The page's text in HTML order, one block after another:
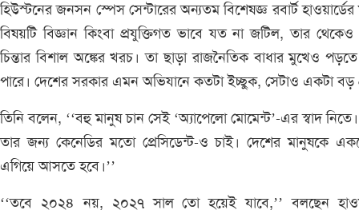
হিউস্টনের জনসন স্পেস সেন্টারের অন্যতম বিশেষজ্ঞ রবার্ট
বিষয়টি বিজ্ঞান কিংবা প্রযুক্তিগত ভাবে যত না জটিল, তার থেকেও
চিন্তার বিশাল অঙ্কের খরচ। তা ছাড়া রাজনৈতিক বাধার মুখেও
পারে। দেশের সরকার এমন অভিযানে কতটা ইচ্ছুক, সেটাও একটা বড়
তিনি বলেন, ‘‘বহু মানুষ চান সেই ‘অ্যাপেলো মোমেন্ট’-এর স্বাদ নিতে।
তার জন্য কেনেডির মতো প্রেসিডেন্ট-ও চাই। দেশের মানুষকে
এগিয়ে আসতে হবে।’’
‘‘তবে ২০২৪ নয়, ২০২৭ সাল তো হয়েই যাবে,’’ বলছেন